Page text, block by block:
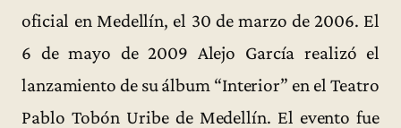
oficial en Medellín, el 30 de marzo de 2006. El
6 de mayo de 2009 Alejo García realizó el
lanzamiento de su álbum “Interior” en el Teatro
Pablo Tobón Uribe de Medellín. El evento fue